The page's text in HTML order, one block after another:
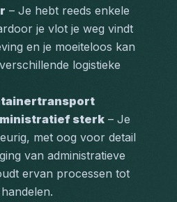
– Je hebt reeds enkele
je vlot je weg vindt
en je moeiteloos kan
logistieke
sterk – Je
met oog voor detail
van administratieve
ervan processen tot